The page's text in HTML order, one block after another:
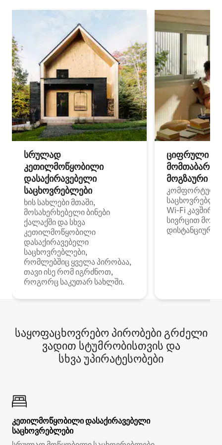
სრულად
კეთილმოწყობილი
დასაქირავებელი
საცხოვრებლები
ხის სახლები მთაში,
მოსახერხებელი ბინები
ქალაქში და სხვა
კეთილმოწყობილი
დასაქირავებელი
საცხოვრებლები,
რომლებშიც ყველა პირობაა,
თავი ისე რომ იგრძნოთ,
როგორც საკუთარ სახლში.
ციფრული
მოგზაური
კომფორტული
Wi‑Fi
სივრცით
დისტანციური
საყოფაცხოვრებო პირობები გრძელი
ვადით სტუმრობისთვის და
სხვა უპირატესობები
კეთილმოწყობილი დასაქირავებელი
საცხოვრებლები